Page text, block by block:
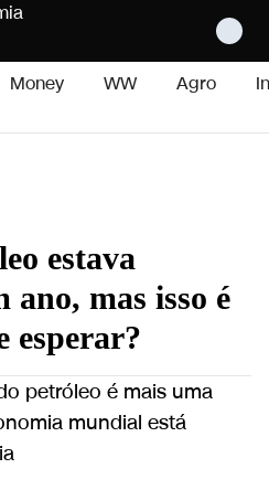
Money WW Agro
estava
ano, mas isso é
esperar?
petróleo é mais uma
mundial está